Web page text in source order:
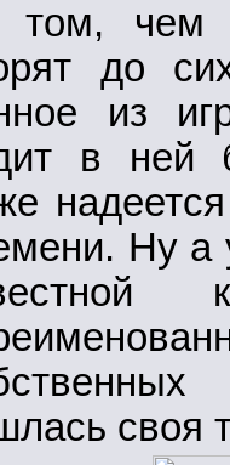
чем
до
из
в ней
Ну а
своя